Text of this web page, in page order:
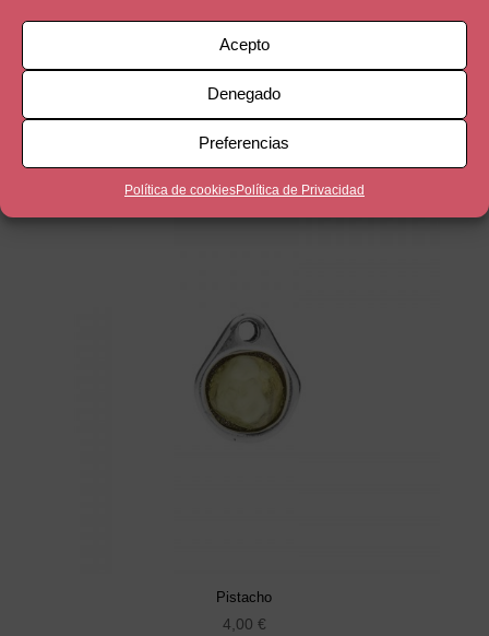
Acepto
Denegado
Preferencias
Política de cookiesPolítica de Privacidad
Azul
4,00€
Pistacho
4,00 €